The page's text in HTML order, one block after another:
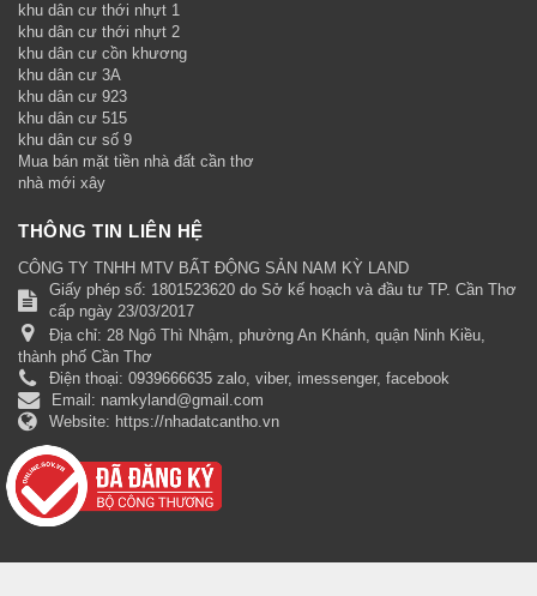
khu dân cư thới nhựt 1
khu dân cư thới nhựt 2
khu dân cư cồn khương
khu dân cư 3A
khu dân cư 923
khu dân cư 515
khu dân cư số 9
Mua bán mặt tiền nhà đất cần thơ
nhà mới xây
THÔNG TIN LIÊN HỆ
CÔNG TY TNHH MTV BẤT ĐỘNG SẢN NAM KỲ LAND
Giấy phép số: 1801523620 do Sở kế hoạch và đầu tư TP. Cần Thơ
cấp ngày 23/03/2017
Địa chỉ: 28 Ngô Thì Nhậm, phường An Khánh, quận Ninh Kiều,
thành phố Cần Thơ
Điện thoại: 0939666635 zalo, viber, imessenger, facebook
Email: namkyland@gmail.com
Website: https://nhadatcantho.vn